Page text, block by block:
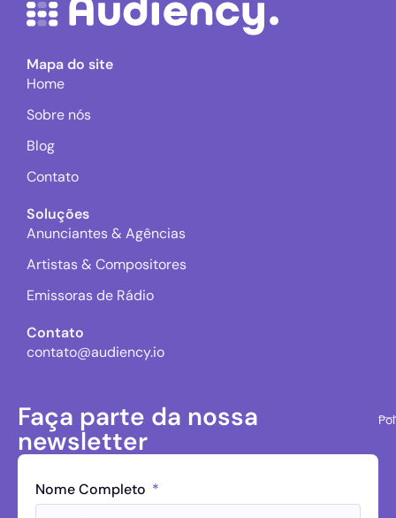
Mapa do site
Home
Sobre nós
Blog
Contato
Soluções
Anunciantes & Agências
Artistas & Compositores
Emissoras de Rádio
Contato
contato@audiency.io
Faça parte da nossa
newsletter
Nome Completo